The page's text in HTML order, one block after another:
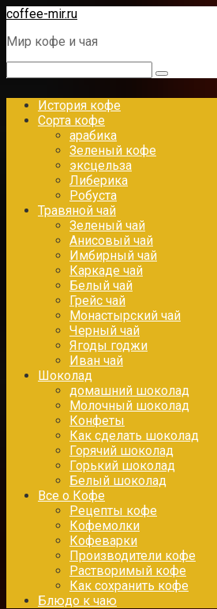
Перейти
контенту
coffee-mir.ru
Мир кофе и чая
История кофе
Сорта кофе
арабика
Зеленый кофе
эксцельза
Либерика
Робуста
Травяной чай
Зеленый чай
Анисовый чай
Имбирный чай
Каркаде чай
Белый чай
Грейс чай
Монастырский чай
Черный чай
Ягоды годжи
Иван чай
Шоколад
домашний шоколад
Молочный шоколад
Конфеты
Как сделать шоколад
Горячий шоколад
Горький шоколад
Белый шоколад
Все о Кофе
Рецепты кофе
Кофемолки
Кофеварки
Производители кофе
Растворимый кофе
Как сохранить кофе
Блюдо к чаю